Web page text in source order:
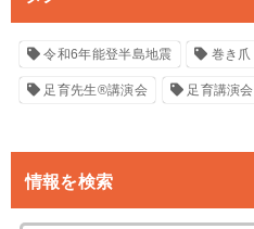
令和6年能登半島地震 巻き爪
足育先生®講演会 足育講演会
情報を検索